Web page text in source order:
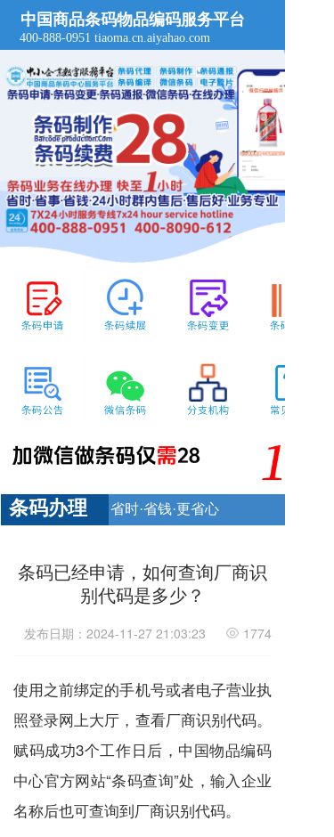
中国商品条码物品编码服务平台
400-888-0951 tiaoma.cn.aiyahao.com
条码办理 省时·省钱·更省心
条码已经申请，如何查询厂商识
别代码是多少？
发布日期：2024-11-27 21:03:23 1774
使用之前绑定的手机号或者电子营业执
照登录网上大厅，查看厂商识别代码。
赋码成功3个工作日后，中国物品编码
中心官方网站“条码查询”处，输入企业
名称后也可查询到厂商识别代码。